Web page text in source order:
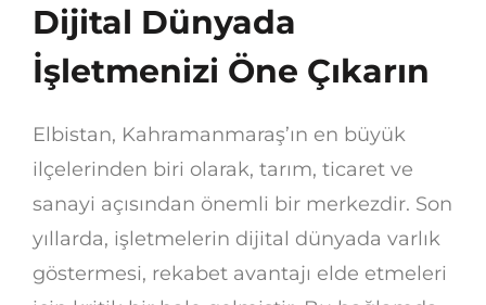
Dijital Dünyada
İşletmenizi Öne Çıkarın
Elbistan, Kahramanmaraş’ın en büyük
ilçelerinden biri olarak, tarım, ticaret ve
sanayi açısından önemli bir merkezdir. Son
yıllarda, işletmelerin dijital dünyada varlık
göstermesi, rekabet avantajı elde etmeleri